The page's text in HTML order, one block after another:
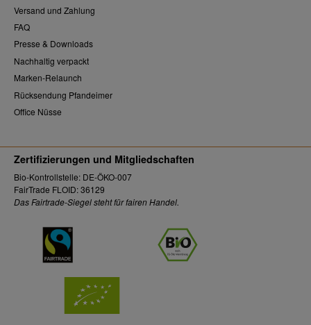
Versand und Zahlung
FAQ
Presse & Downloads
Nachhaltig verpackt
Marken-Relaunch
Rücksendung Pfandeimer
Office Nüsse
Zertifizierungen und Mitgliedschaften
Bio-Kontrollstelle: DE-ÖKO-007
FairTrade FLOID: 36129
Das Fairtrade-Siegel steht für fairen Handel.